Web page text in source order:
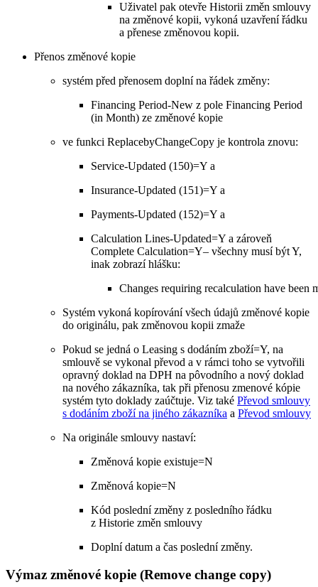
Uživatel pak otevře Historii změn smlouvy
na změnové kopii, vykoná uzavření řádku
a přenese změnovou kopii.
Přenos změnové kopie
systém před přenosem doplní na řádek změny:
Financing Period-New z pole Financing Period
(in Month) ze změnové kopie
ve funkci ReplacebyChangeCopy je kontrola znovu:
Service-Updated (150)=Y a
Insurance-Updated (151)=Y a
Payments-Updated (152)=Y a
Calculation Lines-Updated=Y a zároveň
Complete Calculation=Y– všechny musí být Y,
inak zobrazí hlášku:
Changes requiring recalculation have been
Systém vykoná kopírování všech údajů změnové kopie
do originálu, pak změnovou kopii zmaže
Pokud se jedná o Leasing s dodáním zboží=Y, na
smlouvě se vykonal převod a v rámci toho se vytvořili
opravný doklad na DPH na pôvodního a nový doklad
na nového zákazníka, tak při přenosu zmenové kópie
systém tyto doklady zaúčtuje. Viz také Převod smlouvy
s dodáním zboží na jiného zákazníka a Převod smlouvy
Na originále smlouvy nastaví:
Změnová kopie existuje=N
Změnová kopie=N
Kód poslední změny z posledního řádku
z Historie změn smlouvy
Doplní datum a čas poslední změny.
Výmaz změnové kopie (Remove change copy)